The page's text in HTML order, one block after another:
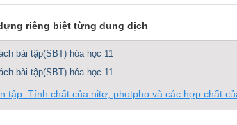
riêng biệt từng dung dịch
bài tập(SBT) hóa học 11
bài tập(SBT) hóa học 11
tập: Tính chất của nitơ, photpho và các hợp chất